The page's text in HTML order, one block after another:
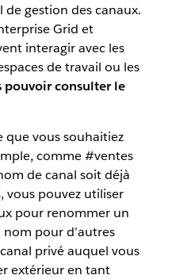
gestion des canaux.
Grid et
interagir avec les
de travail ou les
pouvoir consulter le
que vous souhaitiez
comme #ventes
de canal soit déjà
vous pouvez utiliser
pour renommer un
pour d’autres
canal privé auquel vous
extérieur en tant